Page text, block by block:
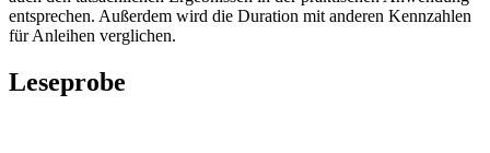
entsprechen. Außerdem wird die Duration mit anderen Kennzahlen
für Anleihen verglichen.
Leseprobe